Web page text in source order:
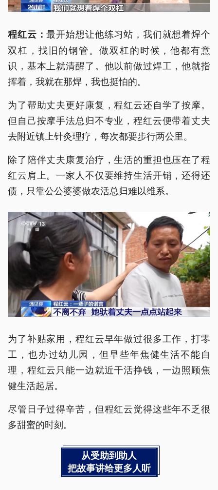
程红云：最开始想让他练习站，我们就想着焊个
双杠，找旧的钢管。做双杠的时候，他都有意
识，基本上就清醒了。他以前做过焊工，他就指
挥着，我就在那焊，我也挺怕的。
为了帮助丈夫更好康复，程红云还自学了按摩。
但自己按摩手法总归不专业，程红云便带着丈夫
去附近镇上针灸理疗，每次都要步行两公里。
除了陪伴丈夫康复治疗，生活的重担也压在了程
红云肩上。一家人不仅要维持生活开销，还得还
债，只靠公公婆婆做农活总归难以维系。
为了补贴家用，程红云早年做过很多工作，打零
工，也办过幼儿园，但早些年焦健生活不能自
理，程红云只能一边就近干活挣钱，一边照顾焦
健生活起居。
尽管日子过得辛苦，但程红云觉得这些年不乏很
多甜蜜的时刻。
从受助到助人
把故事讲给更多人听